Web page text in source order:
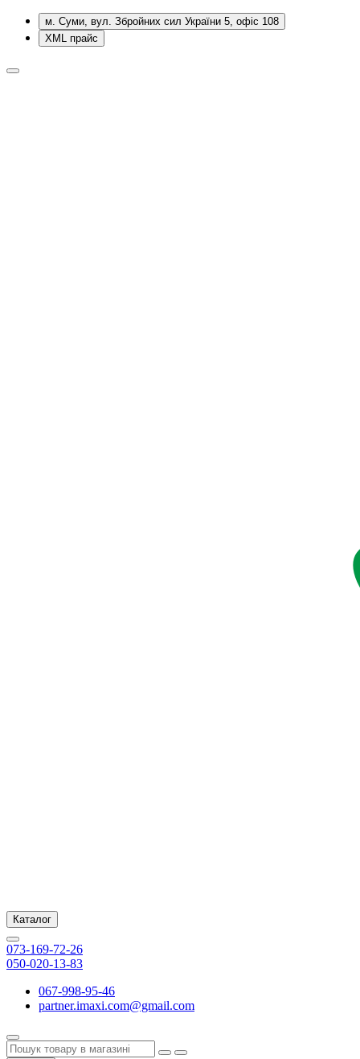
м. Суми, вул. Збройних сил України 5, офіс 108
XML прайс
Каталог
073-169-72-26
050-020-13-83
067-998-95-46
partner.imaxi.com@gmail.com